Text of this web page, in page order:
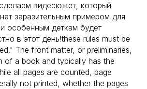
видесюжет, который
заразительным примером для
особенным деткам будет
в этот день!these rules must be
The front matter, or preliminaries,
of a book and typically has the
all pages are counted, page
not printed, whether the pages